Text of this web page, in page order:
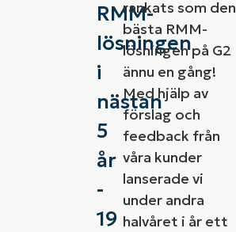
RMM-
lösningen
i
nästan
5
år
-
19
rankats som den
bästa RMM-
lösningen på G2
ännu en gång!
Med hjälp av
förslag och
feedback från
våra kunder
lanserade vi
under andra
halvåret i år ett